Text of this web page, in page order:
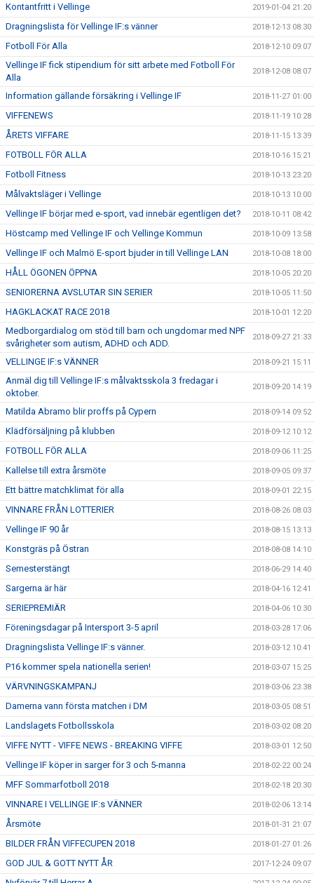
Kontantfritt i Vellinge 2019-01-04 21:20
Dragningslista för Vellinge IF:s vänner 2018-12-13 08:30
Fotboll För Alla 2018-12-10 09:07
Vellinge IF fick stipendium för sitt arbete med Fotboll För
Alla
2018-12-08 08:07
Information gällande försäkring i Vellinge IF 2018-11-27 01:00
VIFFENEWS 2018-11-19 10:28
ÅRETS VIFFARE 2018-11-15 13:39
FOTBOLL FÖR ALLA 2018-10-16 15:21
Fotboll Fitness 2018-10-13 23:20
Målvaktsläger i Vellinge 2018-10-13 10:00
Vellinge IF börjar med e-sport, vad innebär egentligen det? 2018-10-11 08:42
Höstcamp med Vellinge IF och Vellinge Kommun 2018-10-09 13:58
Vellinge IF och Malmö E-sport bjuder in till Vellinge LAN 2018-10-08 18:00
HÅLL ÖGONEN ÖPPNA 2018-10-05 20:20
SENIORERNA AVSLUTAR SIN SERIER 2018-10-05 11:50
HAGKLACKAT RACE 2018 2018-10-01 12:20
Medborgardialog om stöd till barn och ungdomar med NPF
svårigheter som autism, ADHD och ADD.
2018-09-27 21:33
VELLINGE IF:s VÄNNER 2018-09-21 15:11
Anmäl dig till Vellinge IF:s målvaktsskola 3 fredagar i
oktober.
2018-09-20 14:19
Matilda Abramo blir proffs på Cypern 2018-09-14 09:52
Klädförsäljning på klubben 2018-09-12 10:12
FOTBOLL FÖR ALLA 2018-09-06 11:25
Kallelse till extra årsmöte 2018-09-05 09:37
Ett bättre matchklimat för alla 2018-09-01 22:15
VINNARE FRÅN LOTTERIER 2018-08-26 08:03
Vellinge IF 90 år 2018-08-15 13:13
Konstgräs på Östran 2018-08-08 14:10
Semesterstängt 2018-06-29 14:40
Sargerna är här 2018-04-16 12:41
SERIEPREMIÄR 2018-04-06 10:30
Föreningsdagar på Intersport 3-5 april 2018-03-28 17:06
Dragningslista Vellinge IF:s vänner. 2018-03-12 10:41
P16 kommer spela nationella serien! 2018-03-07 15:25
VÄRVNINGSKAMPANJ 2018-03-06 23:38
Damerna vann första matchen i DM 2018-03-05 08:51
Landslagets Fotbollsskola 2018-03-02 08:20
VIFFE NYTT - VIFFE NEWS - BREAKING VIFFE 2018-03-01 12:50
Vellinge IF köper in sarger för 3 och 5-manna 2018-02-22 00:24
MFF Sommarfotboll 2018 2018-02-18 20:30
VINNARE I VELLINGE IF:s VÄNNER 2018-02-06 13:14
Årsmöte 2018-01-31 21:07
BILDER FRÅN VIFFECUPEN 2018 2018-01-27 01:26
GOD JUL & GOTT NYTT ÅR 2017-12-24 09:07